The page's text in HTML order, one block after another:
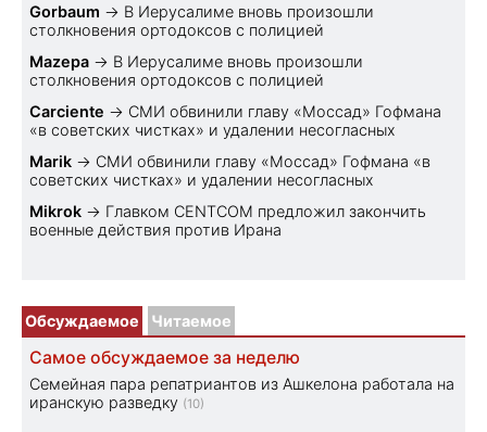
Gorbaum → В Иерусалиме вновь произошли
столкновения ортодоксов с полицией
Mazepa → В Иерусалиме вновь произошли
столкновения ортодоксов с полицией
Carciente → СМИ обвинили главу «Моссад» Гофмана
«в советских чистках» и удалении несогласных
Marik → СМИ обвинили главу «Моссад» Гофмана «в
советских чистках» и удалении несогласных
Mikrok → Главком CENTCOM предложил закончить
военные действия против Ирана
Обсуждаемое Читаемое
Самое обсуждаемое за неделю
Семейная пара репатриантов из Ашкелона работала на
иранскую разведку (10)